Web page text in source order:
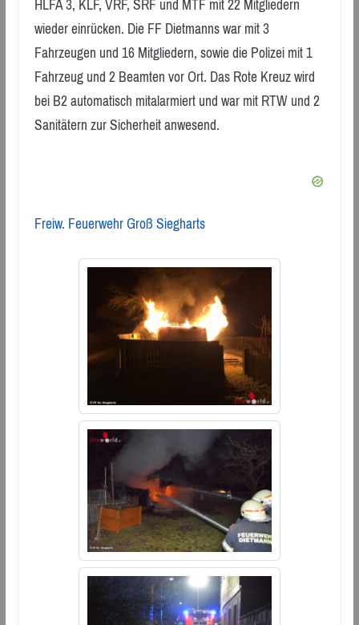
wieder einrücken. Die FF Dietmanns war mit 3
Fahrzeugen und 16 Mitgliedern, sowie die Polizei mit 1
Fahrzeug und 2 Beamten vor Ort. Das Rote Kreuz wird
bei B2 automatisch mitalarmiert und war mit RTW und 2
Sanitätern zur Sicherheit anwesend.
Freiw. Feuerwehr Groß Siegharts